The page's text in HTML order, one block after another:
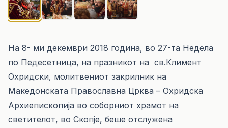
На 8- ми декември 2018 година, во 27-та Недела
по Педесетница, на празникот на св.Климент
Охридски, молитвениот закрилник на
Македонската Православна Црква – Охридска
Архиепископија во соборниот храмот на
светителот, во Скопје, беше отслужена